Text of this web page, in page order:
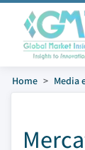
Home Media